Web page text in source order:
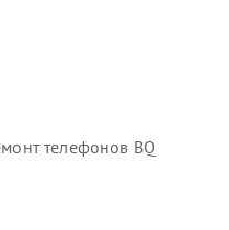
телефонов BQ